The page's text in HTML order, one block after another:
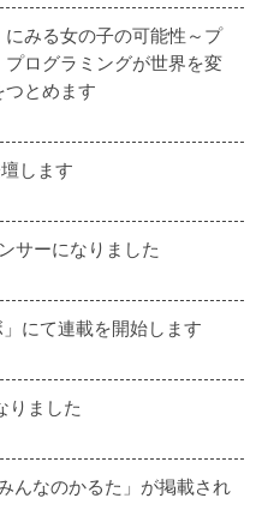
にみる女の子の可能性～プ
ログラミングが世界を変
とめます
します
サーになりました
にて連載を開始します
りました
んなのかるた」が掲載され